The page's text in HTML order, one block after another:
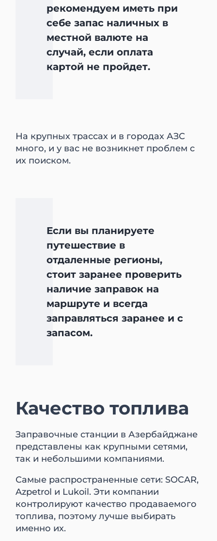
рекомендуем иметь при
себе запас наличных в
местной валюте на
случай, если оплата
картой не пройдет.
На крупных трассах и в городах АЗС
много, и у вас не возникнет проблем с
их поиском.
Если вы планируете
путешествие в
отдаленные регионы,
стоит заранее проверить
наличие заправок на
маршруте и всегда
заправляться заранее и с
запасом.
Качество топлива
Заправочные станции в Азербайджане
представлены как крупными сетями,
так и небольшими компаниями.
Самые распространенные сети: SOCAR,
Azpetrol и Lukoil. Эти компании
контролируют качество продаваемого
топлива, поэтому лучше выбирать
именно их.